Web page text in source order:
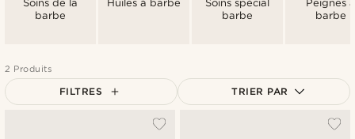
Soins de la
barbe
Huiles à barbe
Soins spécial
barbe
Peignes
barbe
2 Produits
FILTRES TRIER PAR